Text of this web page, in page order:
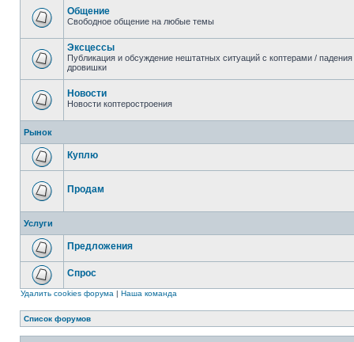
Общение
Свободное общение на любые темы
Эксцессы
Публикация и обсуждение нештатных ситуаций с коптерами / падения
дровишки
Новости
Новости коптеростроения
Рынок
Куплю
Продам
Услуги
Предложения
Спрос
Удалить cookies форума | Наша команда
Список форумов